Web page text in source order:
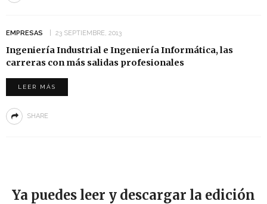
EMPRESAS 23 SEPTIEMBRE, 2013
Ingeniería Industrial e Ingeniería Informática, las
carreras con más salidas profesionales
LEER MÁS
SHARE
Ya puedes leer y descargar la edición